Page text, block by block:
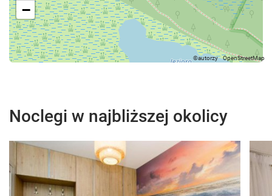
−
Noclegi w najbliższej okolicy